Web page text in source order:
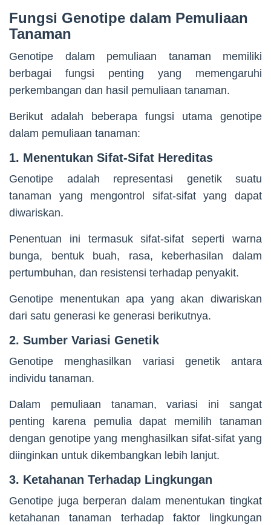
Fungsi Genotipe dalam Pemuliaan
Tanaman
Genotipe dalam pemuliaan tanaman memiliki
berbagai fungsi penting yang memengaruhi
perkembangan dan hasil pemuliaan tanaman.
Berikut adalah beberapa fungsi utama genotipe
dalam pemuliaan tanaman:
1. Menentukan Sifat-Sifat Hereditas
Genotipe adalah representasi genetik suatu
tanaman yang mengontrol sifat-sifat yang dapat
diwariskan.
Penentuan ini termasuk sifat-sifat seperti warna
bunga, bentuk buah, rasa, keberhasilan dalam
pertumbuhan, dan resistensi terhadap penyakit.
Genotipe menentukan apa yang akan diwariskan
dari satu generasi ke generasi berikutnya.
2. Sumber Variasi Genetik
Genotipe menghasilkan variasi genetik antara
individu tanaman.
Dalam pemuliaan tanaman, variasi ini sangat
penting karena pemulia dapat memilih tanaman
dengan genotipe yang menghasilkan sifat-sifat yang
diinginkan untuk dikembangkan lebih lanjut.
3. Ketahanan Terhadap Lingkungan
Genotipe juga berperan dalam menentukan tingkat
ketahanan tanaman terhadap faktor lingkungan